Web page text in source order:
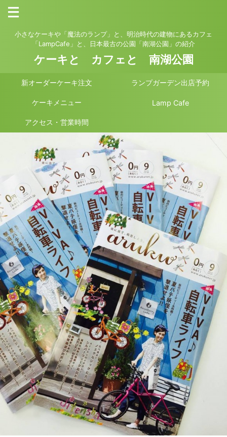
小さなケーキや「魔法のランプ」と、明治時代の建物にあるカフェ
「LampCafe」と、日本最古の公園「南湖公園」の紹介
ケーキと カフェと 南湖公園
新オーダーケーキ注文 ランプガーデン出店予約
ケーキメニュー Lamp Cafe
アクセス・営業時間